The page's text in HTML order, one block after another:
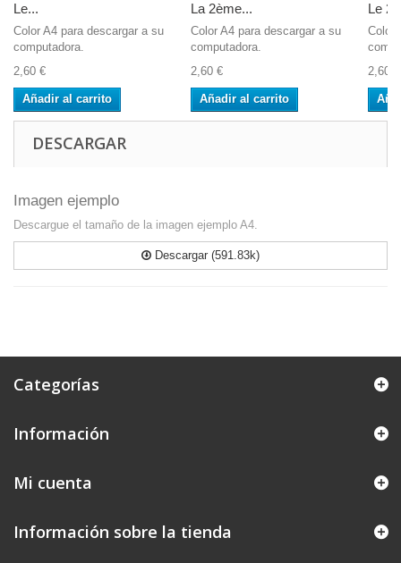
Le...
Color A4 para descargar a su
computadora.
2,60 €
Añadir al carrito
La 2ème...
Color A4 para descargar a su
computadora.
2,60 €
Añadir al carrito
Le
Color
2,60 €
DESCARGAR
Imagen ejemplo
Descargue el tamaño de la imagen ejemplo A4.
Descargar (591.83k)
Categorías
Información
Mi cuenta
Información sobre la tienda